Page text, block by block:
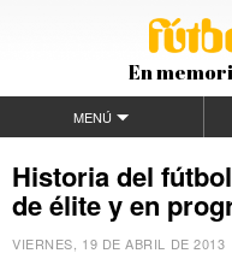
En
MENÚ
Historia del
de élite y en
VIERNES, 19 DE ABRIL DE 2013